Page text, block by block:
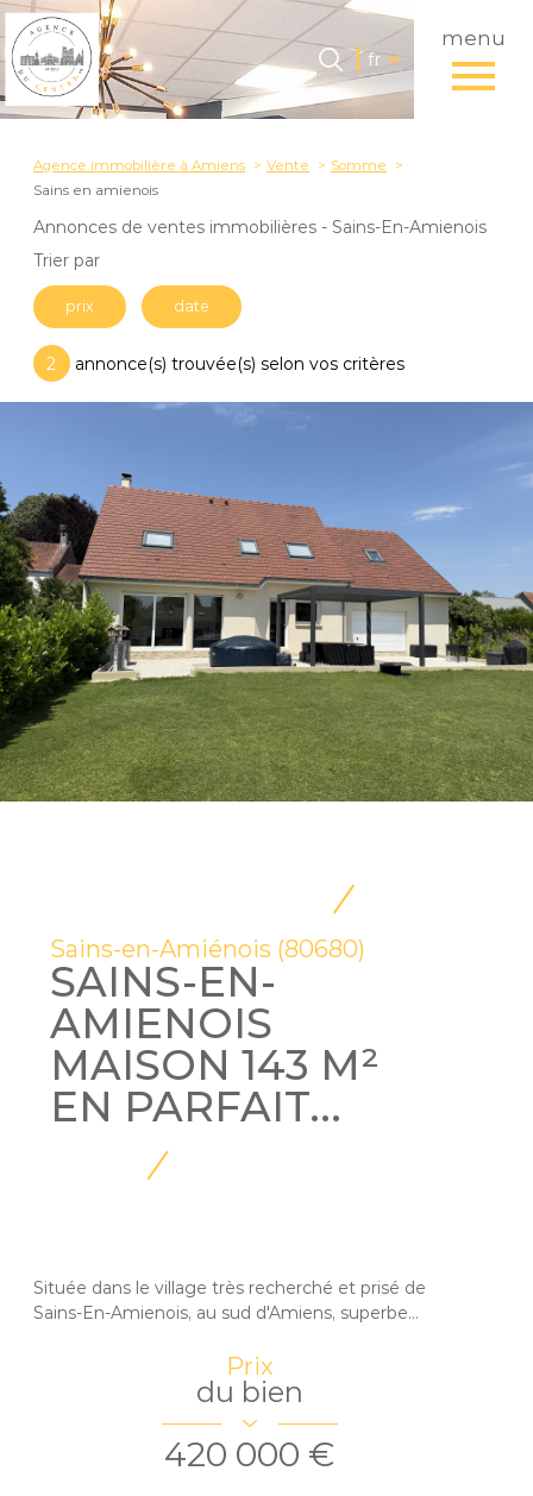
menu
Langue
fr
Accueil
Langue
fr
Agence immobilière à Amiens Vente
Somme
Sains en amienois
Annonces de ventes immobilières - Sains-En-Amienois
Trier par
prix date
2 annonce(s) trouvée(s) selon vos critères
Sains-en-Amiénois (80680)
SAINS-EN-
AMIENOIS
MAISON 143 M²
EN PARFAIT...
Située dans le village très recherché et prisé de
Sains-En-Amienois, au sud d'Amiens, superbe...
Prix
du bien
420 000 €